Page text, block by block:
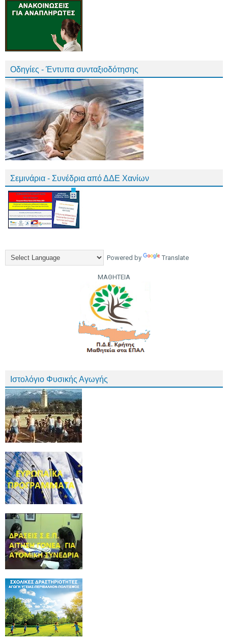
Οδηγίες - Έντυπα συνταξιοδότησης
Σεμινάρια - Συνέδρια από ΔΔΕ Χανίων
Powered by Translate
ΜΑΘΗΤΕΙΑ
Ιστολόγιο Φυσικής Αγωγής